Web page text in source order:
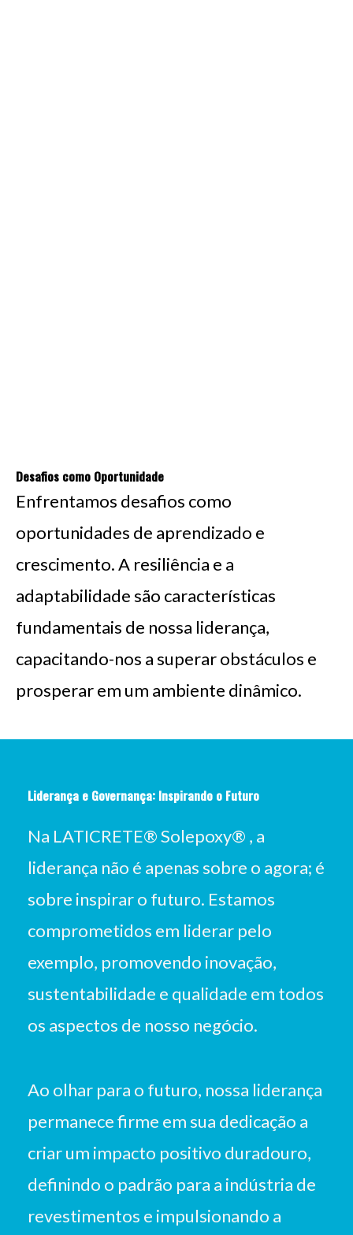
Desafios como Oportunidade
Enfrentamos desafios como
oportunidades de aprendizado e
crescimento. A resiliência e a
adaptabilidade são características
fundamentais de nossa liderança,
capacitando-nos a superar obstáculos e
prosperar em um ambiente dinâmico.
Liderança e Governança: Inspirando o Futuro
Na LATICRETE® Solepoxy® , a
liderança não é apenas sobre o agora; é
sobre inspirar o futuro. Estamos
comprometidos em liderar pelo
exemplo, promovendo inovação,
sustentabilidade e qualidade em todos
os aspectos de nosso negócio.
Ao olhar para o futuro, nossa liderança
permanece firme em sua dedicação a
criar um impacto positivo duradouro,
definindo o padrão para a indústria de
revestimentos e impulsionando a